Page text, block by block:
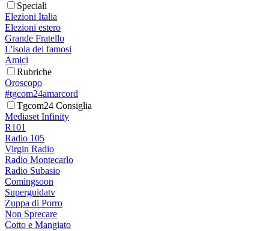
Speciali
Elezioni Italia
Elezioni estero
Grande Fratello
L'isola dei famosi
Amici
Rubriche
Oroscopo
#tgcom24amarcord
Tgcom24 Consiglia
Mediaset Infinity
R101
Radio 105
Virgin Radio
Radio Montecarlo
Radio Subasio
Comingsoon
Superguidatv
Zuppa di Porro
Non Sprecare
Cotto e Mangiato